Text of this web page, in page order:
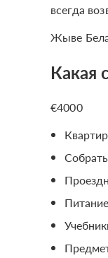
всегда
Жыве
Какая
€4000